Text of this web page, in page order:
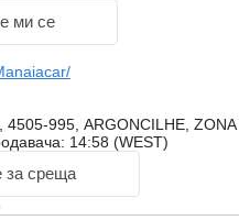
ми се
4505-995, ARGONCILHE,
14:58 (WEST)
за среща